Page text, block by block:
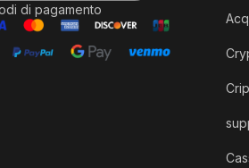
di pagamento